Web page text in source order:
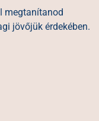
megtanítanod
jövőjük érdekében.